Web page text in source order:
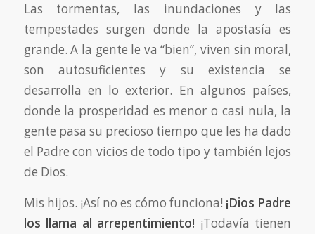
Las tormentas, las inundaciones y las
tempestades surgen donde la apostasía es
grande. A la gente le va “bien”, viven sin moral,
son autosuficientes y su existencia se
desarrolla en lo exterior. En algunos países,
donde la prosperidad es menor o casi nula, la
gente pasa su precioso tiempo que les ha dado
el Padre con vicios de todo tipo y también lejos
de Dios.
Mis hijos. ¡Así no es cómo funciona! ¡Dios Padre
los llama al arrepentimiento! ¡Todavía tienen